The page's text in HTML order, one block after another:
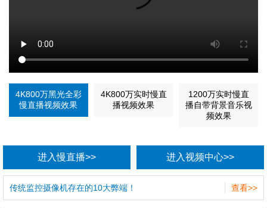
4K800万黑光全彩
慢直播视频效果
4K800万实时慢直
播视频效果
1200万实时慢直
播自带背景音乐视
频效果
进入慢直播>> 进入视频中心>>
查看>>
传统监控摄像机存在的10大弊端！